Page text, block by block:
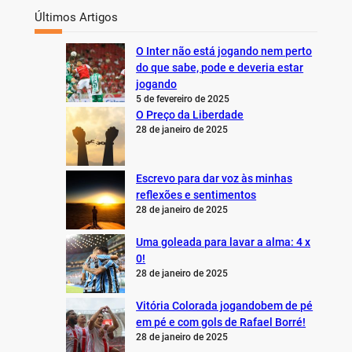
Últimos Artigos
O Inter não está jogando nem perto
do que sabe, pode e deveria estar
jogando
5 de fevereiro de 2025
O Preço da Liberdade
28 de janeiro de 2025
Escrevo para dar voz às minhas
reflexões e sentimentos
28 de janeiro de 2025
Uma goleada para lavar a alma: 4 x
0!
28 de janeiro de 2025
Vitória Colorada jogandobem de pé
em pé e com gols de Rafael Borré!
28 de janeiro de 2025